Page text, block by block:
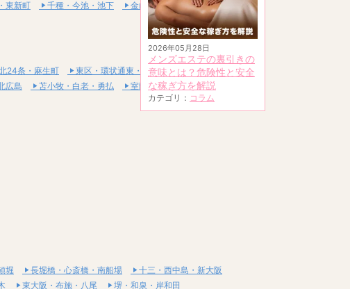
2026年05月28日
メンズエステの裏引きの
意味とは？危険性と安全
な稼ぎ方を解説
カテゴリ： コラム
東新町 千種・今池・池下
金山・熱田
24条・麻生町
東区・環状通東・新道東
広島 苫小牧・白老・勇払 室蘭・登別・伊達
堀 長堀橋・心斎橋・南船場
十三・西中島・新大阪
東大阪・布施・八尾 堺・和泉・岸和田